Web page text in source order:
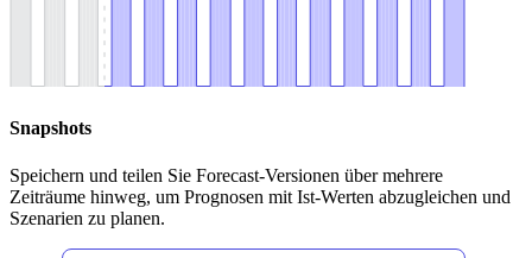
Snapshots
Speichern und teilen Sie Forecast-Versionen über mehrere
Zeiträume hinweg, um Prognosen mit Ist-Werten abzugleichen und
Szenarien zu planen.